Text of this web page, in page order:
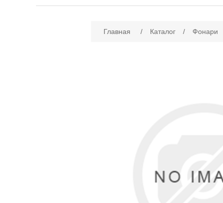
Главная / Каталог / Фонари